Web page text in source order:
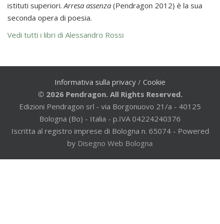
istituti superiori.Arresa assenza (Pendragon 2012) è la sua
seconda opera di poesia.
Vedi tutti i libri di Alessandro Rossi
Informativa sulla privacy / Cookie
© 2026 Pendragon. All Rights Reserved.
Edizioni Pendragon srl - via Borgonuovo 21/a - 40125
Bologna (Bo) - Italia - p.IVA 04224240376
Iscritta al registro imprese di Bologna n. 65074 - Powered
by Disegno Web Bologna